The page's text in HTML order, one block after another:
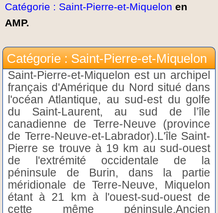
Catégorie : Saint-Pierre-et-Miquelon en
AMP.
Catégorie : Saint-Pierre-et-Miquelon
Saint-Pierre-et-Miquelon est un archipel
français d'Amérique du Nord situé dans
l'océan Atlantique, au sud-est du golfe
du Saint-Laurent, au sud de l’île
canadienne de Terre-Neuve (province
de Terre-Neuve-et-Labrador).L'île Saint-
Pierre se trouve à 19 km au sud-ouest
de l'extrémité occidentale de la
péninsule de Burin, dans la partie
méridionale de Terre-Neuve, Miquelon
étant à 21 km à l'ouest-sud-ouest de
cette même péninsule.Ancien